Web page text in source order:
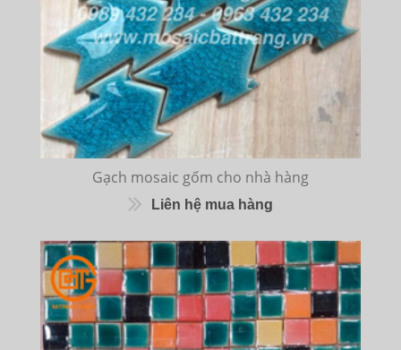
Gạch mosaic gốm cho nhà hàng
Liên hệ mua hàng